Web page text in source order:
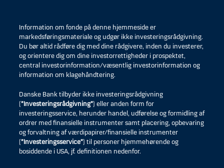
Information om fonde på denne hjemmeside er
markedsføringsmateriale og udgør ikke investeringsrådgivning.
Du bør altid rådføre dig med dine rådgivere, inden du investerer,
og orientere dig om dine investorrettigheder i prospektet,
central investorinformation/væsentlig investorinformation og
information om klagehåndtering.
Danske Bank tilbyder ikke investeringsrådgivning
(”Investeringsrådgivning”) eller anden form for
investeringsservice, herunder handel, udførelse og formidling af
ordrer med finansielle instrumenter samt placering, opbevaring
og forvaltning af værdipapirer/finansielle instrumenter
(”Investeringsservice”) til personer hjemmehørende og
bosiddende i USA, jf. definitionen nedenfor.